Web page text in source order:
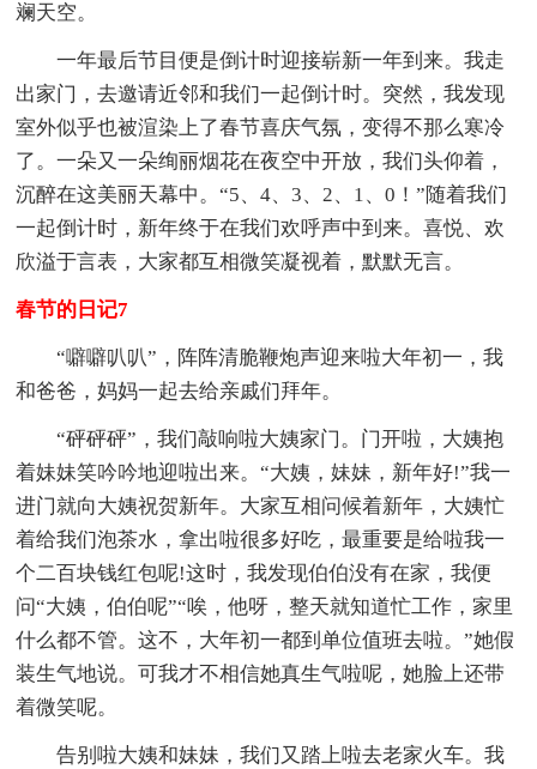
斓天空。
一年最后节目便是倒计时迎接崭新一年到来。我走
出家门，去邀请近邻和我们一起倒计时。突然，我发现
室外似乎也被渲染上了春节喜庆气氛，变得不那么寒冷
了。一朵又一朵绚丽烟花在夜空中开放，我们头仰着，
沉醉在这美丽天幕中。“5、4、3、2、1、0！”随着我们
一起倒计时，新年终于在我们欢呼声中到来。喜悦、欢
欣溢于言表，大家都互相微笑凝视着，默默无言。
春节的日记7
“噼噼叭叭”，阵阵清脆鞭炮声迎来啦大年初一，我
和爸爸，妈妈一起去给亲戚们拜年。
“砰砰砰”，我们敲响啦大姨家门。门开啦，大姨抱
着妹妹笑吟吟地迎啦出来。“大姨，妹妹，新年好!”我一
进门就向大姨祝贺新年。大家互相问候着新年，大姨忙
着给我们泡茶水，拿出啦很多好吃，最重要是给啦我一
个二百块钱红包呢!这时，我发现伯伯没有在家，我便
问“大姨，伯伯呢”“唉，他呀，整天就知道忙工作，家里
什么都不管。这不，大年初一都到单位值班去啦。”她假
装生气地说。可我才不相信她真生气啦呢，她脸上还带
着微笑呢。
告别啦大姨和妹妹，我们又踏上啦去老家火车。我